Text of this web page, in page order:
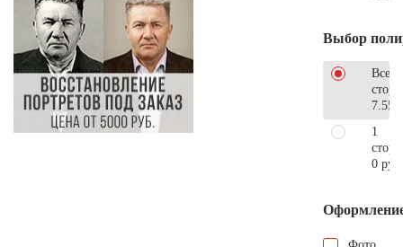
Выбор
Все
1
0 руб.